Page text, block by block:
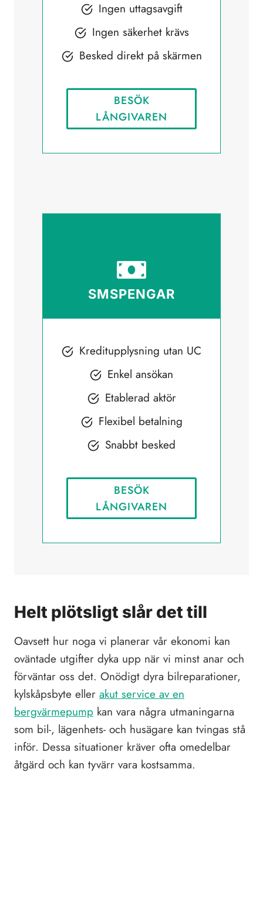
Ingen uttagsavgift
Ingen säkerhet krävs
Besked direkt på skärmen
BESÖK
LÅNGIVAREN
SMSPENGAR
Kreditupplysning utan UC
Enkel ansökan
Etablerad aktör
Flexibel betalning
Snabbt besked
BESÖK
LÅNGIVAREN
Helt plötsligt slår det till
Oavsett hur noga vi planerar vår ekonomi kan
oväntade utgifter dyka upp när vi minst anar och
förväntar oss det. Onödigt dyra bilreparationer,
kylskåpsbyte eller akut service av en
bergvärmepump kan vara några utmaningarna
som bil-, lägenhets- och husägare kan tvingas stå
inför. Dessa situationer kräver ofta omedelbar
åtgärd och kan tyvärr vara kostsamma.